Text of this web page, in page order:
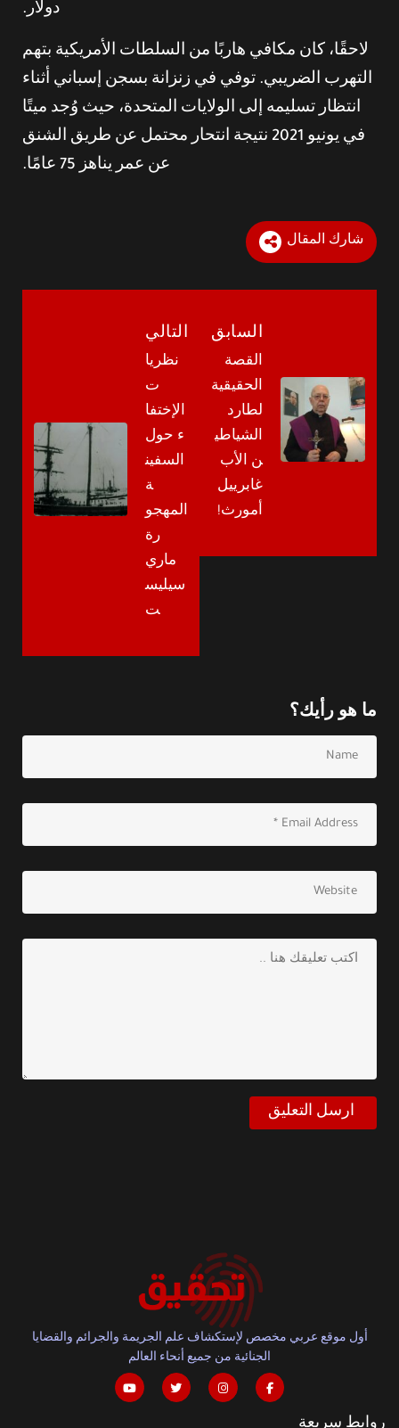
دولار.
لاحقًا، كان مكافي هاربًا من السلطات الأمريكية بتهم
التهرب الضريبي. توفي في زنزانة بسجن إسباني أثناء
انتظار تسليمه إلى الولايات المتحدة، حيث وُجد ميتًا
في يونيو 2021 نتيجة انتحار محتمل عن طريق الشنق
عن عمر يناهز 75 عامًا.
شارك المقال
السابق
القصة
الحقيقية
لطارد
الشياطي
ن الأب
غابرييل
أمورث!
التالي
نظريا
ت
الإختفا
ء حول
السفين
ة
المهجو
رة
ماري
سيليس
ت
ما هو رأيك؟
أول موقع عربي مخصص لإستكشاف علم الجريمة والجرائم والقضايا
الجنائية من جميع أنحاء العالم
روابط سريعة